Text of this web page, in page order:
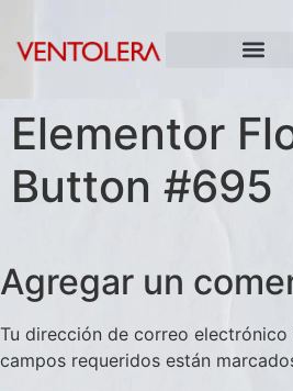
Elementor
Button #695
Agregar un
Tu dirección de correo electrónico
campos requeridos están